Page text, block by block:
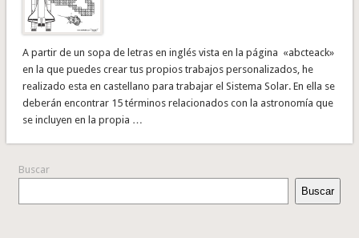
A partir de un sopa de letras en inglés vista en la página «abcteack»
en la que puedes crear tus propios trabajos personalizados, he
realizado esta en castellano para trabajar el Sistema Solar. En ella se
deberán encontrar 15 términos relacionados con la astronomía que
se incluyen en la propia …
Buscar
Buscar